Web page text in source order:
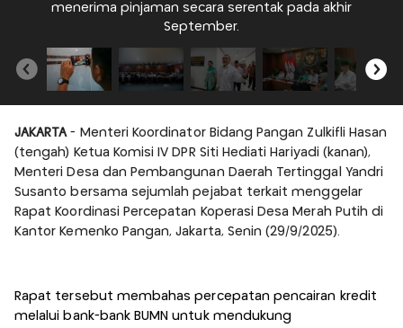
menerima pinjaman secara serentak pada akhir
September.
JAKARTA - Menteri Koordinator Bidang Pangan Zulkifli Hasan
(tengah) Ketua Komisi IV DPR Siti Hediati Hariyadi (kanan),
Menteri Desa dan Pembangunan Daerah Tertinggal Yandri
Susanto bersama sejumlah pejabat terkait menggelar
Rapat Koordinasi Percepatan Koperasi Desa Merah Putih di
Kantor Kemenko Pangan, Jakarta, Senin (29/9/2025).
Rapat tersebut membahas percepatan pencairan kredit
melalui bank-bank BUMN untuk mendukung